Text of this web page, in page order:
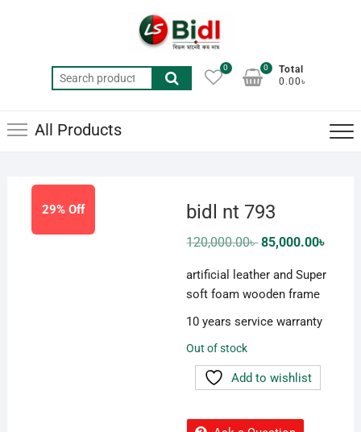
Search
for:
0
Total
0.00৳
0
All Products
29% Off bidl nt 793
120,000.00৳Original
price
120,000.00৳ .
85,000.00৳
artificial leather and Super
soft foam wooden frame
10 years service warranty
Out of stock
Add to wishlist